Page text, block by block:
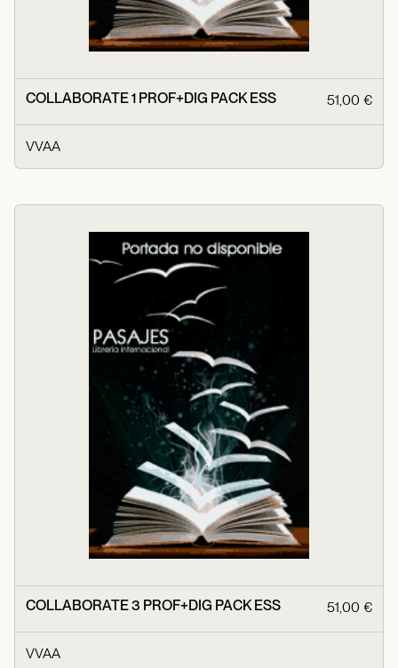
COLLABORATE 1 PROF+DIG PACK ESS 51,00 €
VVAA
COLLABORATE 3 PROF+DIG PACK ESS 51,00 €
VVAA